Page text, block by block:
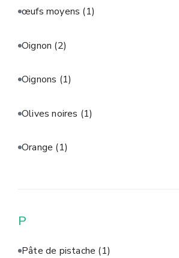
œufs moyens (1)
Oignon (2)
Oignons (1)
Olives noires (1)
Orange (1)
P
Pâte de pistache (1)